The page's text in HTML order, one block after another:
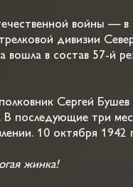
войны — в
дивизии
вошла в состав 57-й
Сергей
В последующие три
10 октября
жинка!